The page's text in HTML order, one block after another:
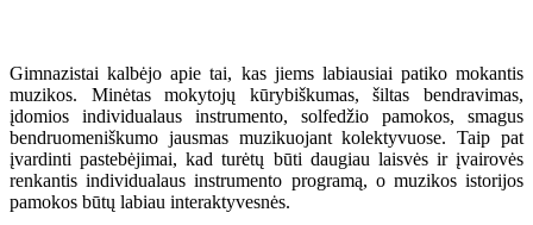
Gimnazistai kalbėjo apie tai, kas jiems labiausiai patiko mokantis
muzikos. Minėtas mokytojų kūrybiškumas, šiltas bendravimas,
įdomios individualaus instrumento, solfedžio pamokos, smagus
bendruomeniškumo jausmas muzikuojant kolektyvuose. Taip pat
įvardinti pastebėjimai, kad turėtų būti daugiau laisvės ir įvairovės
renkantis individualaus instrumento programą, o muzikos istorijos
pamokos būtų labiau interaktyvesnės.